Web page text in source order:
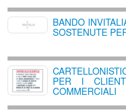
BANDO
SOSTENUTE
PER I
COMMERCIALI